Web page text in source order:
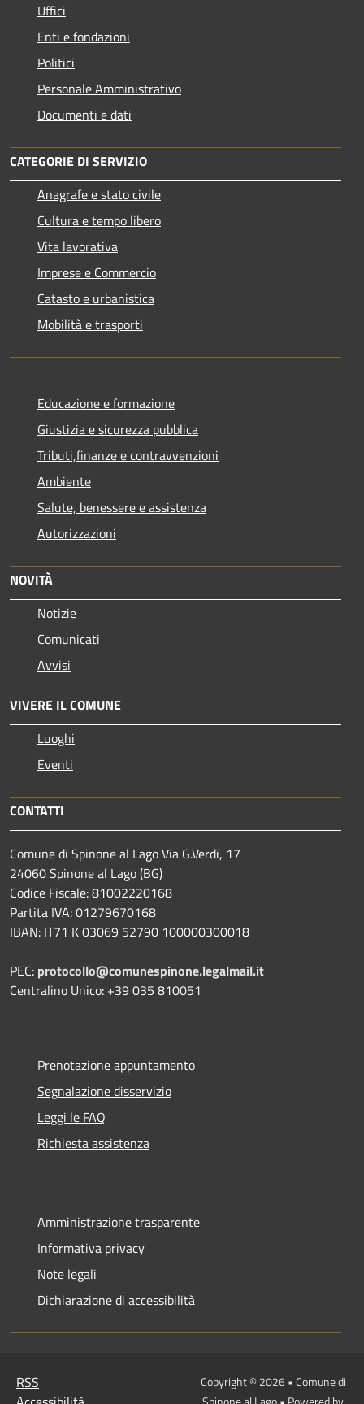
Uffici
Enti e fondazioni
Politici
Personale Amministrativo
Documenti e dati
CATEGORIE DI SERVIZIO
Anagrafe e stato civile
Cultura e tempo libero
Vita lavorativa
Imprese e Commercio
Catasto e urbanistica
Mobilità e trasporti
Educazione e formazione
Giustizia e sicurezza pubblica
Tributi,finanze e contravvenzioni
Ambiente
Salute, benessere e assistenza
Autorizzazioni
NOVITÀ
Notizie
Comunicati
Avvisi
VIVERE IL COMUNE
Luoghi
Eventi
CONTATTI
Comune di Spinone al Lago Via G.Verdi, 17
24060 Spinone al Lago (BG)
Codice Fiscale: 81002220168
Partita IVA: 01279670168
IBAN: IT71 K 03069 52790 100000300018
PEC: protocollo@comunespinone.legalmail.it
Centralino Unico: +39 035 810051
Prenotazione appuntamento
Segnalazione disservizio
Leggi le FAQ
Richiesta assistenza
Amministrazione trasparente
Informativa privacy
Note legali
Dichiarazione di accessibilità
RSS
Copyright © 2026 • Comune di